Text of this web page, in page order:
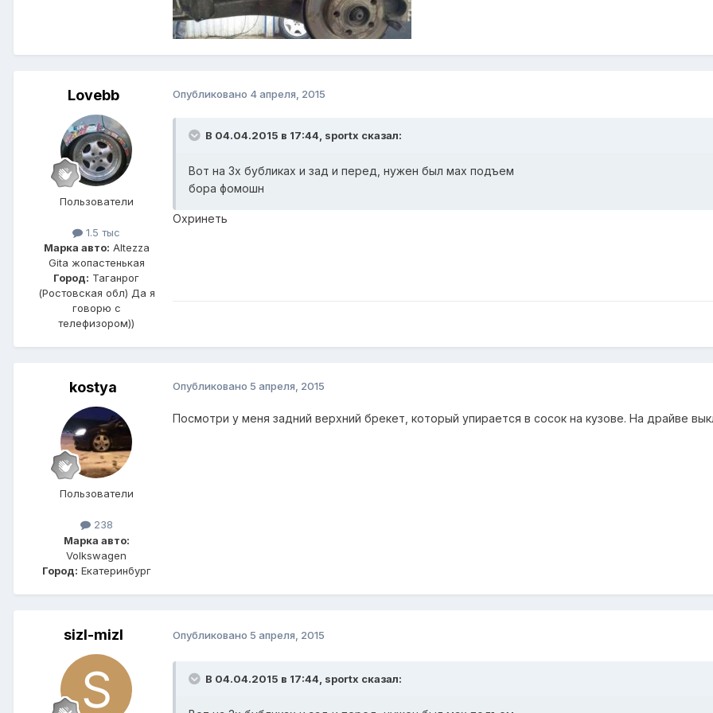
Lovebb
Пользователи
1.5 тыс
Марка авто: Altezza
Gita жопастенькая
Город: Таганрог
(Ростовская обл) Да я
говорю с
телефизором))
Опубликовано 4 апреля, 2015
В 04.04.2015 в 17:44, sportx сказал:
Вот на 3х бубликах и зад и перед, нужен был мах подъем
бора фомошн
Охринеть
kostya
Пользователи
238
Марка авто:
Volkswagen
Город: Екатеринбург
Опубликовано 5 апреля, 2015
Посмотри у меня задний верхний брекет, который упирается в сосок на кузове. На драйве
sizl-mizl Опубликовано 5 апреля, 2015
В 04.04.2015 в 17:44, sportx сказал: